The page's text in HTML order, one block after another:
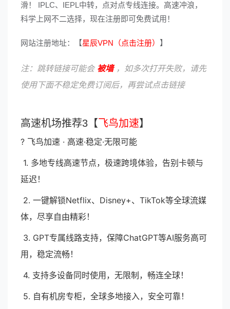
滑！ IPLC、IEPL中转，点对点专线连接。高速冲浪，
科学上网不二选择，现在注册即可免费试用！
网站注册地址：【星辰VPN（点击注册） 】
注：跳转链接可能会 被墙，如多次打开失败，请先
使用下面不稳定免费订阅后，再尝试点击链接
高速机场推荐3【 飞鸟加速】
? 飞鸟加速 · 高速·稳定·无限可能
1. 多地专线高速节点，极速跨境体验，告别卡顿与
延迟！
2. 一键解锁Netflix、Disney+、TikTok等全球流媒
体，尽享自由精彩！
3. GPT专属线路支持，保障ChatGPT等AI服务高可
用，稳定流畅！
4. 支持多设备同时使用，无限制，畅连全球！
5. 自有机房专柜，全球多地接入，安全可靠！